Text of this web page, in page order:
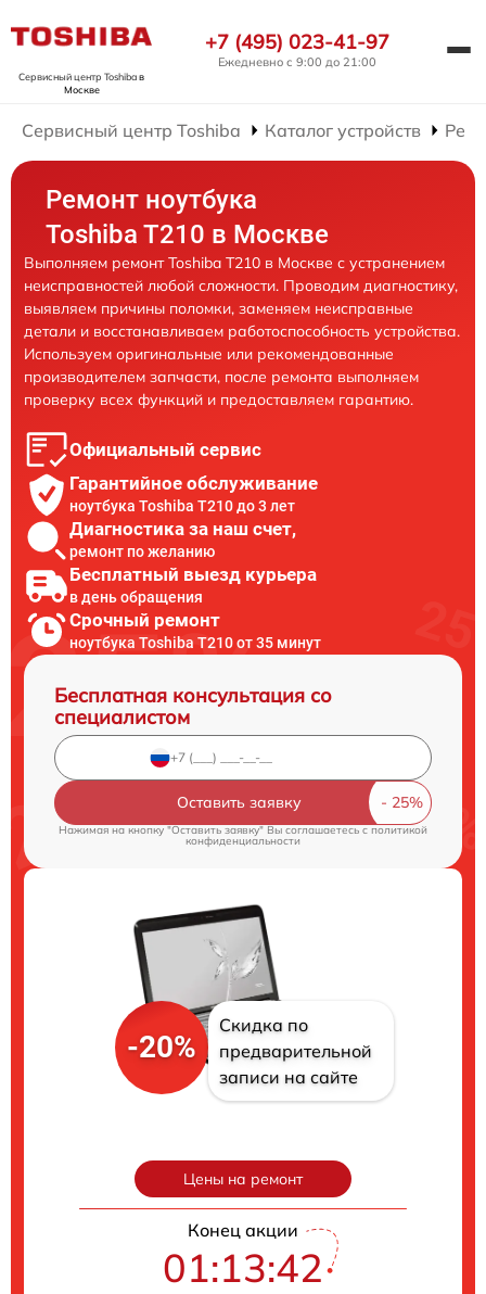
Сервисный центр Toshibaв
Москве
+7 (495) 023-41-97
Ежедневно с 9:00 до 21:00
Сервисный центр Toshiba Каталог устройств
Ремонт ноутбука
Toshiba T210 в Москве
Выполняем ремонт Toshiba T210 в Москве с устранением
неисправностей любой сложности. Проводим диагностику,
выявляем причины поломки, заменяем неисправные
детали и восстанавливаем работоспособность устройства.
Используем оригинальные или рекомендованные
производителем запчасти, после ремонта выполняем
проверку всех функций и предоставляем гарантию.
Официальный сервис
Гарантийное обслуживание
ноутбука Toshiba T210 до 3 лет
Диагностика за наш счет,
ремонт по желанию
Бесплатный выезд курьера
в день обращения
Срочный ремонт
ноутбука Toshiba T210 от 35 минут
Бесплатная консультация со
специалистом
Оставить заявку
Нажимая на кнопку "Оставить заявку" Вы соглашаетесь cполитикой
конфиденциальности
-20%
Скидка по
предварительной
записи на сайте
Цены на ремонт
Конец акции
01:13:40